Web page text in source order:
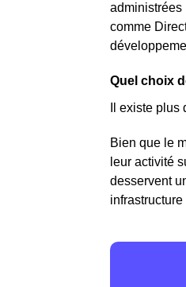
administrées
comme
Quel choix
Il existe plus
Bien que le
leur activité
desservent